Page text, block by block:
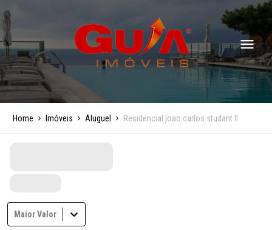
Home Imóveis Aluguel Residencial joao carlos studant ll
Maior Valor